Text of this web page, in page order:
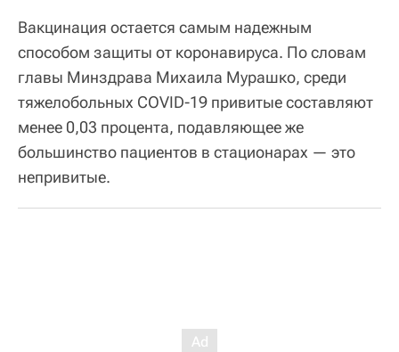
Вакцинация остается самым надежным
способом защиты от коронавируса. По словам
главы Минздрава Михаила Мурашко, среди
тяжелобольных COVID-19 привитые составляют
менее 0,03 процента, подавляющее же
большинство пациентов в стационарах — это
непривитые.